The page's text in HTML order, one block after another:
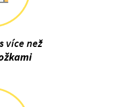
více než